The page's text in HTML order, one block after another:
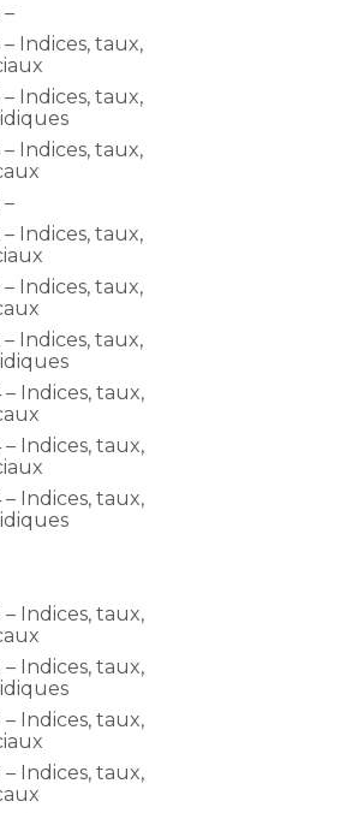
Indices, taux,
Indices, taux,
Indices, taux,
Indices, taux,
Indices, taux,
Indices, taux,
Indices, taux,
Indices, taux,
Indices, taux,
Indices, taux,
Indices, taux,
Indices, taux,
Indices, taux,